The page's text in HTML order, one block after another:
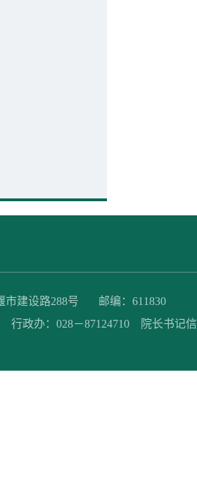
市建设路288号 邮编：611830
行政办：028－87124710 院长书记信